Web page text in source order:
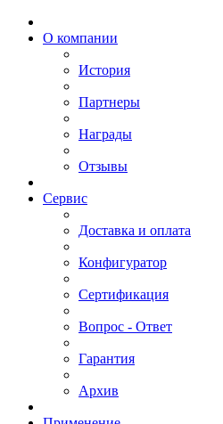
О компании
История
Партнеры
Награды
Отзывы
Сервис
Доставка и оплата
Конфигуратор
Сертификация
Вопрос - Ответ
Гарантия
Архив